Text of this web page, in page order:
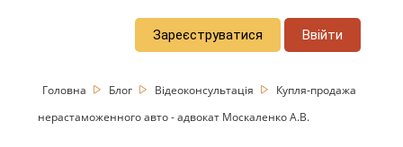
Зареєструватися Ввійти
Головна Блог Відеоконсультація
Купля-продажа
нерастаможенного авто - адвокат Москаленко А.В.